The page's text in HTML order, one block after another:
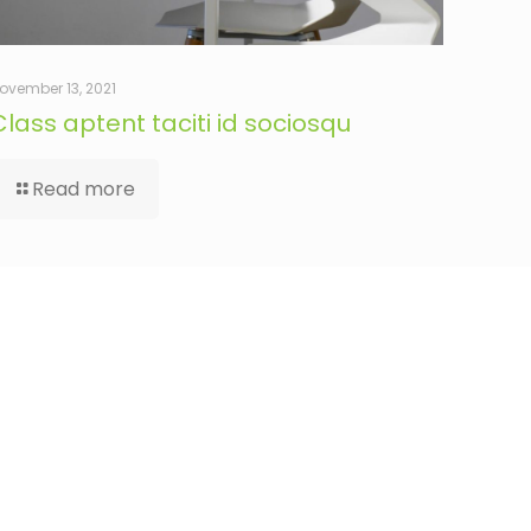
13, 2021
aptent taciti id sociosqu
Read more